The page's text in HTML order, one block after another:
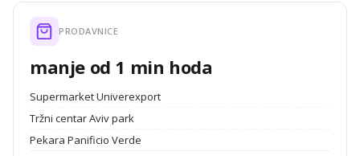
PRODAVNICE
manje od 1 min hoda
Supermarket Univerexport
Tržni centar Aviv park
Pekara Panificio Verde